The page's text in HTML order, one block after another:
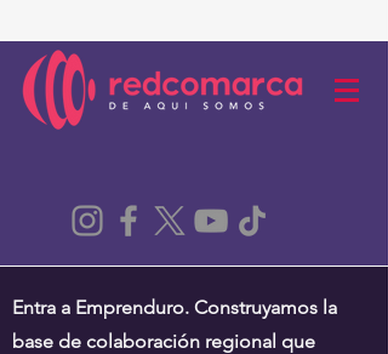
Entra a Emprenduro. Construyamos la
base de colaboración regional que